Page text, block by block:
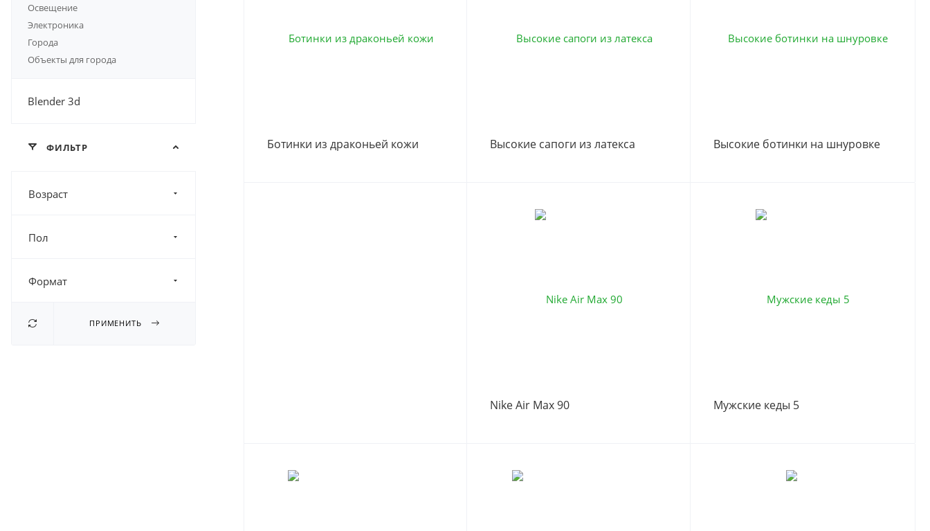
Освещение
Электроника
Города
Объекты для города
Blender 3d
ФИЛЬТР
Возраст
Пол
Формат
ПРИМЕНИТЬ
Ботинки из драконьей кожи Высокие сапоги из латекса Высокие ботинки на шнуровке
Nike Air Max 90 Мужские кеды 5